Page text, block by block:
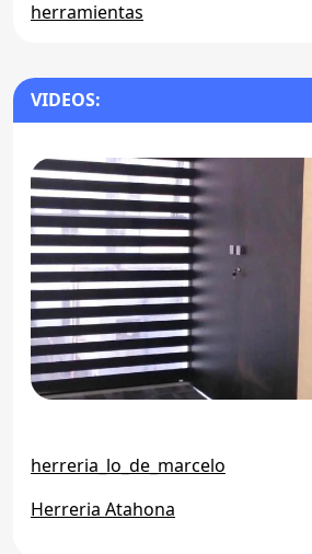
herramientas
VIDEOS:
herreria_lo_de_marcelo
Herreria Atahona